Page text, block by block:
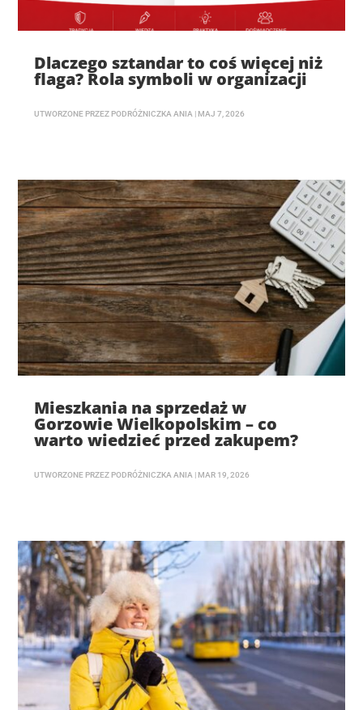
Dlaczego sztandar to coś więcej niż
flaga? Rola symboli w organizacji
UTWORZONE PRZEZ PODRÓŻNICZKA ANIA | MAJ 7, 2026
Mieszkania na sprzedaż w
Gorzowie Wielkopolskim – co
warto wiedzieć przed zakupem?
UTWORZONE PRZEZ PODRÓŻNICZKA ANIA | MAR 19, 2026